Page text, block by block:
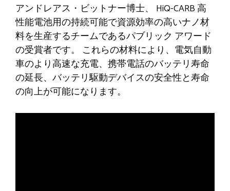
アンドレアス・ビットナー博士、 HiQ-CARB高
性能電池用の持続可能で資源効率の高いナノ材
料を生産するチームであるパブリック アワード
の受賞者です。 これらの材料により、電気自動
車のより高速な充電、携帯電話のバッテリ寿命
の延長、バッテリ駆動デバイスの安全性と寿命
の向上が可能になります。